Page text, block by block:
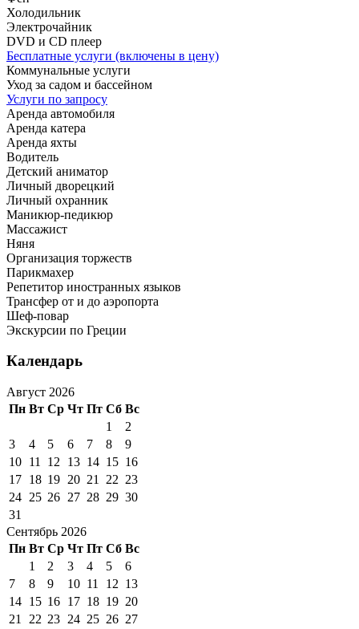
Холодильник
Электрочайник
DVD и CD плеер
Бесплатные услуги (включены в цену)
Коммунальные услуги
Уход за садом и бассейном
Услуги по запросу
Аренда автомобиля
Аренда катера
Аренда яхты
Водитель
Детский аниматор
Личный дворецкий
Личный охранник
Маникюр-педикюр
Массажист
Няня
Организация торжеств
Парикмахер
Репетитор иностранных языков
Трансфер от и до аэропорта
Шеф-повар
Экскурсии по Греции
Календарь
Август 2026
Пн Вт Ср Чт Пт Сб Вс
1
2
3
4 5 6 7 8
9
10 11 12 13 14 15 16
17 18 19 20 21 22 23
24 25 26 27 28 29 30
31
Сентябрь 2026
Пн Вт Ср Чт Пт Сб Вс
1
2 3 4 5
6
7
8 9 10 11 12 13
14 15 16 17 18 19 20
21
22 23 24 25 26 27